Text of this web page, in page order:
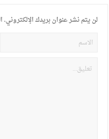
لن يتم نشر عنوان بريدك الإلكتروني.